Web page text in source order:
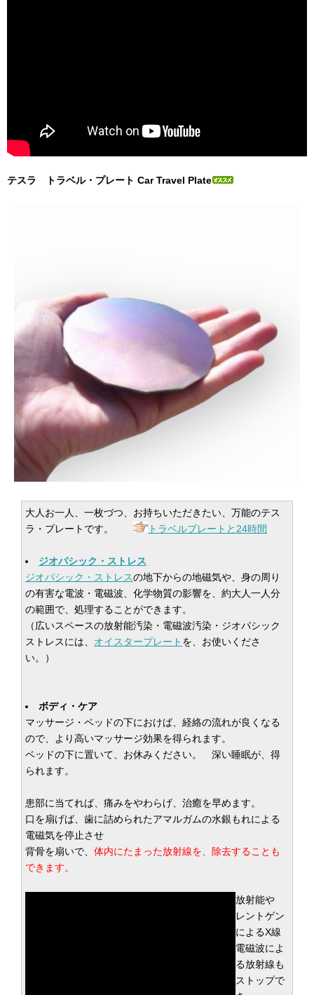
テスラ トラベル・プレート Car Travel Plate
大人お一人、一枚づつ、お持ちいただきたい、万能のテス
ラ・プレートです。
トラベルプレートと24時間
ジオパシック・ストレス
ジオパシック・ストレスの地下からの地磁気や、身の周り
の有害な電波・電磁波、化学物質の影響を、約大人一人分
の範囲で、処理することができます。
（広いスペースの放射能汚染・電磁波汚染・ジオパシック
ストレスには、 オイスタープレート を、お使いくださ
い。）
ボディ・ケア
マッサージ・ベッドの下におけば、経絡の流れが良くなる
ので、より高いマッサージ効果を得られます。
ベッドの下に置いて、お休みください。 深い睡眠が、得
られます。
患部に当てれば、痛みをやわらげ、治癒を早めます。
口を扇げば、歯に詰められたアマルガムの水銀もれによる
電磁気を停止させ
背骨を扇いで、 体内にたまった放射線を、除去することも
できます。
放射能や
レントゲン
によるX線
電磁波によ
る放射線も
ストップで